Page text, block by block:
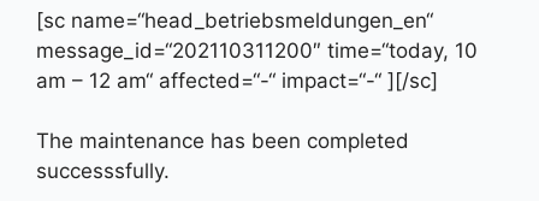
[sc name=“head_betriebsmeldungen_en“
message_id=“202110311200″ time=“today, 10
am – 12 am“ affected=“-“ impact=“-“ ][/sc]
The maintenance has been completed
successsfully.